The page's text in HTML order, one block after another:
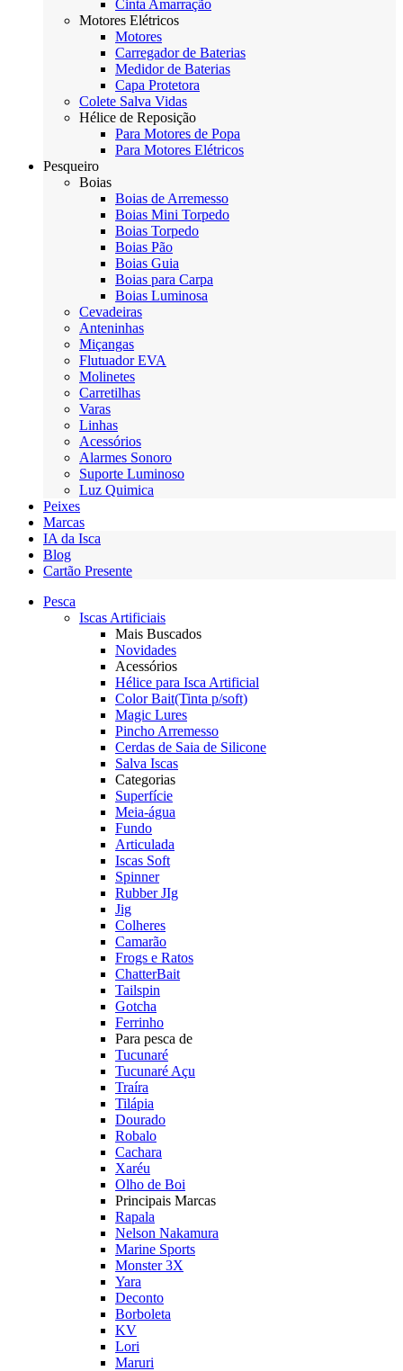
Cinta Amarração
Motores Elétricos
Motores
Carregador de Baterias
Medidor de Baterias
Capa Protetora
Colete Salva Vidas
Hélice de Reposição
Para Motores de Popa
Para Motores Elétricos
Pesqueiro
Boias
Boias de Arremesso
Boias Mini Torpedo
Boias Torpedo
Boias Pão
Boias Guia
Boias para Carpa
Boias Luminosa
Cevadeiras
Anteninhas
Miçangas
Flutuador EVA
Molinetes
Carretilhas
Varas
Linhas
Acessórios
Alarmes Sonoro
Suporte Luminoso
Luz Quimica
Peixes
Marcas
IA da Isca
Blog
Cartão Presente
Pesca
Iscas Artificiais
Mais Buscados
Novidades
Acessórios
Hélice para Isca Artificial
Color Bait(Tinta p/soft)
Magic Lures
Pincho Arremesso
Cerdas de Saia de Silicone
Salva Iscas
Categorias
Superfície
Meia-água
Fundo
Articulada
Iscas Soft
Spinner
Rubber JIg
Jig
Colheres
Camarão
Frogs e Ratos
ChatterBait
Tailspin
Gotcha
Ferrinho
Para pesca de
Tucunaré
Tucunaré Açu
Traíra
Tilápia
Dourado
Robalo
Cachara
Xaréu
Olho de Boi
Principais Marcas
Rapala
Nelson Nakamura
Marine Sports
Monster 3X
Yara
Deconto
Borboleta
KV
Lori
Maruri